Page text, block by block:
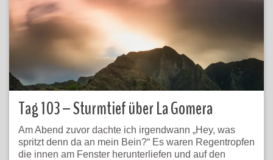
Tag 103 – Sturmtief über La Gomera
Am Abend zuvor dachte ich irgendwann „Hey, was
spritzt denn da an mein Bein?“ Es waren Regentropfen
die innen am Fenster herunterliefen und auf den